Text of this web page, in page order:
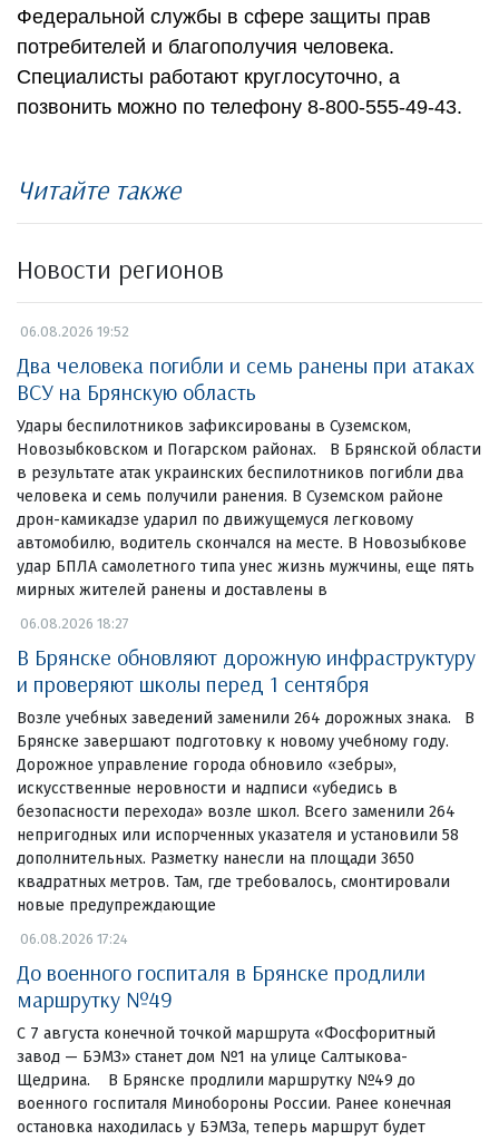
Федеральной службы в сфере защиты прав
потребителей и благополучия человека.
Специалисты работают круглосуточно, а
позвонить можно по телефону 8-800-555-49-43.
Читайте также
Новости регионов
06.08.2026 19:52
Два человека погибли и семь ранены при атаках
ВСУ на Брянскую область
Удары беспилотников зафиксированы в Суземском,
Новозыбковском и Погарском районах. В Брянской области
в результате атак украинских беспилотников погибли два
человека и семь получили ранения. В Суземском районе
дрон-камикадзе ударил по движущемуся легковому
автомобилю, водитель скончался на месте. В Новозыбкове
удар БПЛА самолетного типа унес жизнь мужчины, еще пять
мирных жителей ранены и доставлены в
06.08.2026 18:27
В Брянске обновляют дорожную инфраструктуру
и проверяют школы перед 1 сентября
Возле учебных заведений заменили 264 дорожных знака. В
Брянске завершают подготовку к новому учебному году.
Дорожное управление города обновило «зебры»,
искусственные неровности и надписи «убедись в
безопасности перехода» возле школ. Всего заменили 264
непригодных или испорченных указателя и установили 58
дополнительных. Разметку нанесли на площади 3650
квадратных метров. Там, где требовалось, смонтировали
новые предупреждающие
06.08.2026 17:24
До военного госпиталя в Брянске продлили
маршрутку №49
С 7 августа конечной точкой маршрута «Фосфоритный
завод — БЭМЗ» станет дом №1 на улице Салтыкова-
Щедрина. В Брянске продлили маршрутку №49 до
военного госпиталя Минобороны России. Ранее конечная
остановка находилась у БЭМЗа, теперь маршрут будет